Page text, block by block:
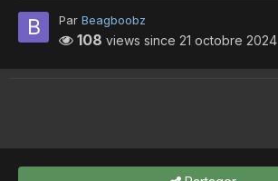
Par Beagboobz
108 views since 21 octobre 2024